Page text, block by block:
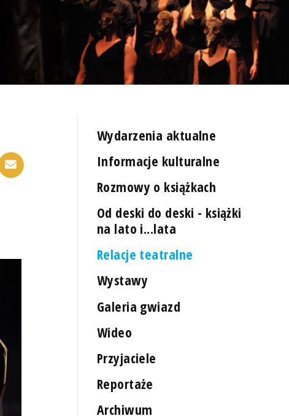
Wydarzenia aktualne
Informacje kulturalne
Rozmowy o książkach
Od deski do deski - książki
na lato i...lata
Relacje teatralne
Wystawy
Galeria gwiazd
Wideo
Przyjaciele
Reportaże
Archiwum